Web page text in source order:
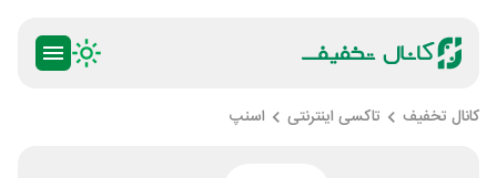
کانال تخفیف تاکسی اینترنتی اسنپ